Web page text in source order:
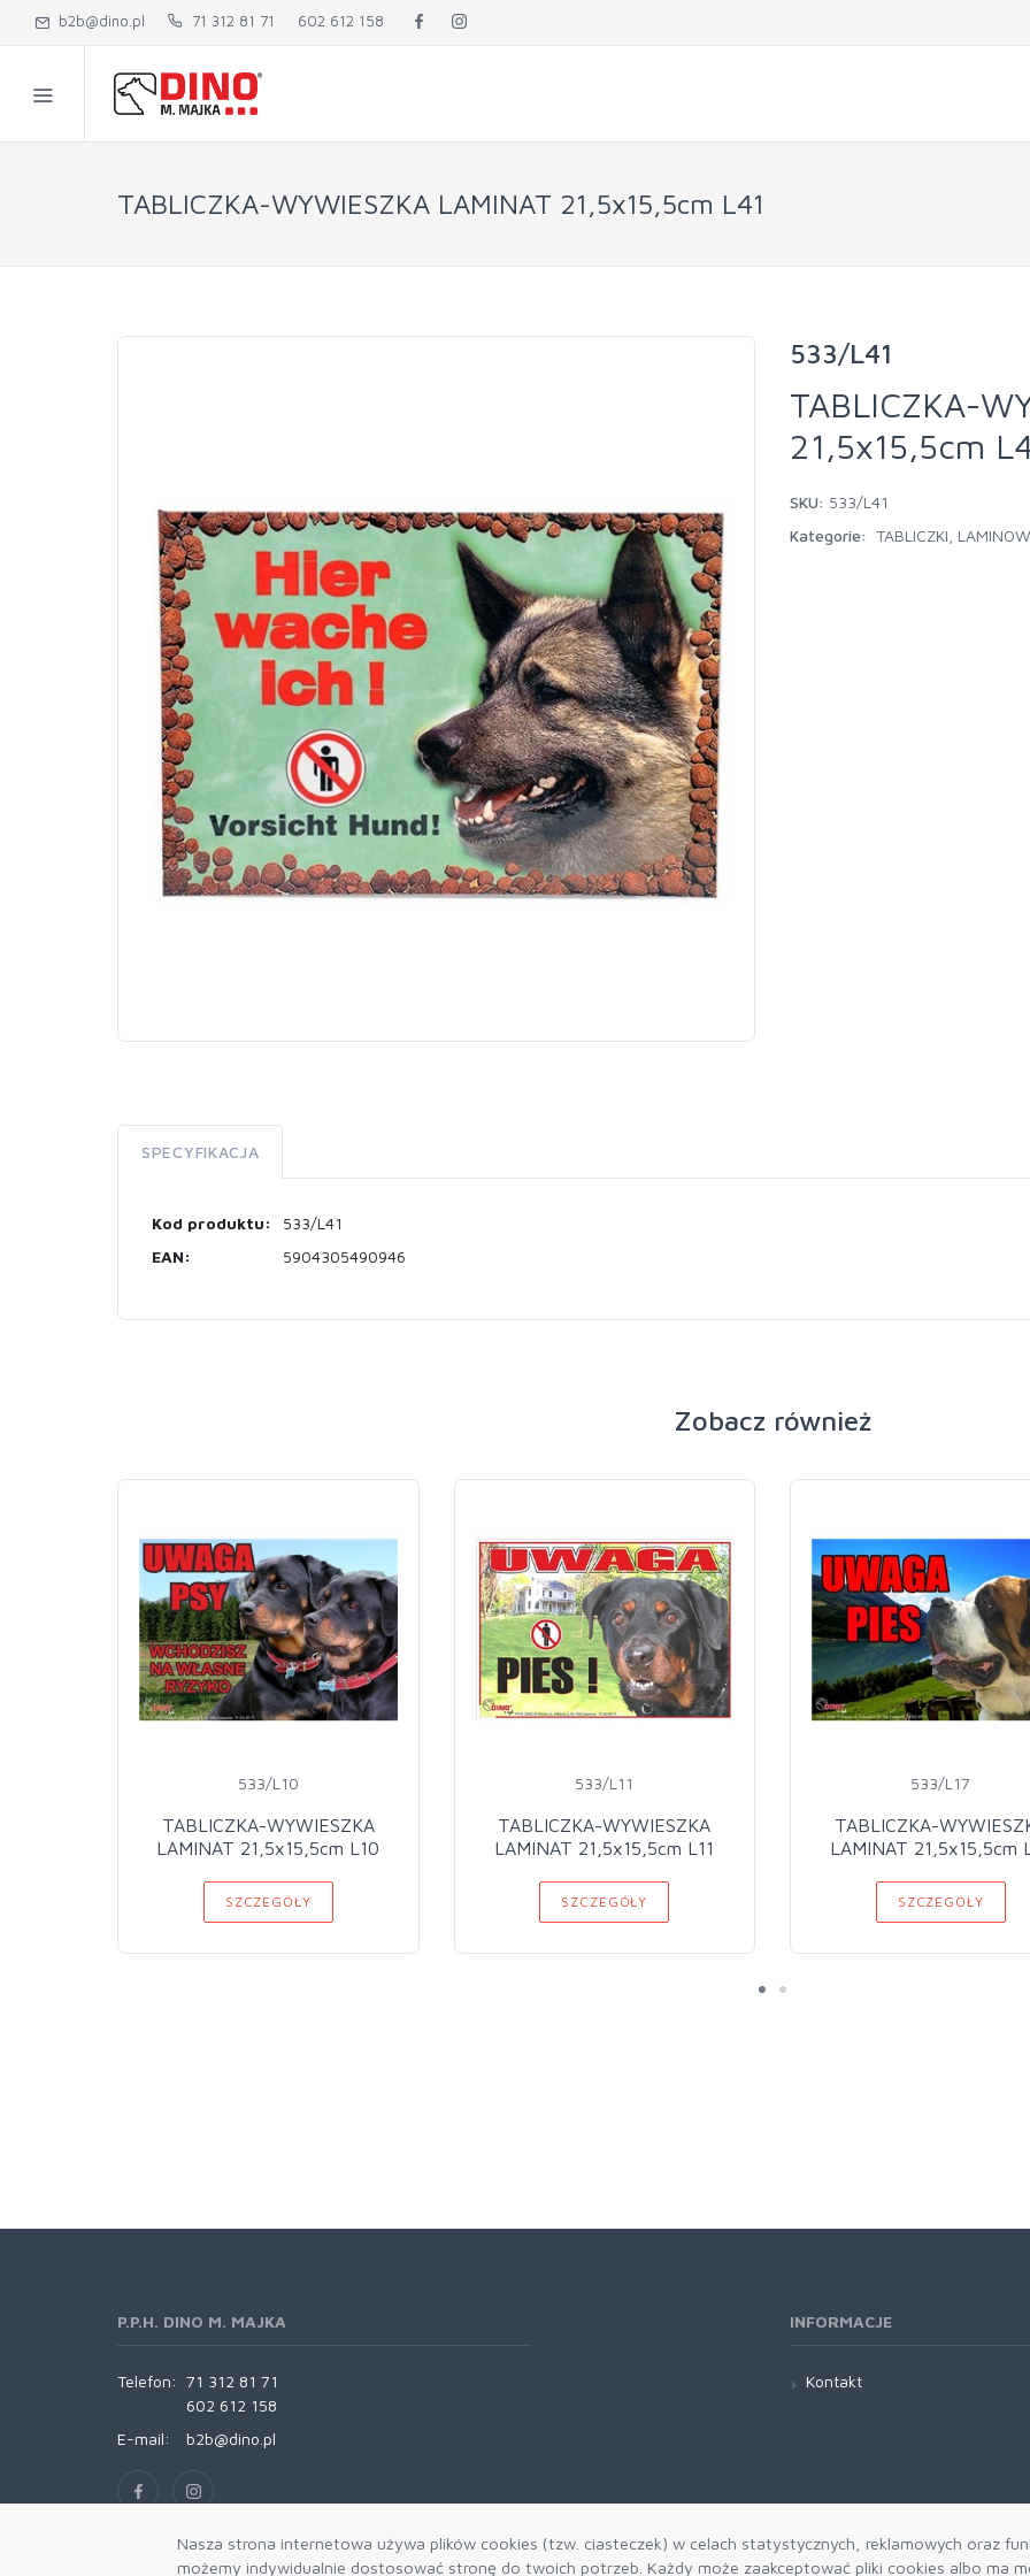
Nasza strona internetowa używa plików cookies (tzw. ciasteczek) w celach statystycznych, reklamowych oraz
możemy indywidualnie dostosować stronę do twoich potrzeb. Każdy może zaakceptować pliki cookies albo ma
b2b@dino.pl 71 312 81 71 602 612 158
TABLICZKA-WYWIESZKA LAMINAT 21,5x15,5cm L41
533/L41
TABLICZKA-
21,5x15,5cm
SKU: 533/L41
Kategorie: TABLICZKI
SPECYFIKACJA
Kod produktu:
533/L41
EAN:
5904305490946
Zobacz również
533/L10
TABLICZKA-WYWIESZKA
LAMINAT 21,5x15,5cm L10
SZCZEGÓŁY
533/L11
TABLICZKA-WYWIESZKA
LAMINAT 21,5x15,5cm L11
SZCZEGÓŁY
533/L17
TABLICZKA-
LAMINAT 21,5x15,5cm
SZCZEGÓŁY
P.P.H. DINO M. MAJKA
Telefon: 71 312 81 71
602 612 158
E-mail:
b2b@dino.pl
INFORMACJE
Kontakt